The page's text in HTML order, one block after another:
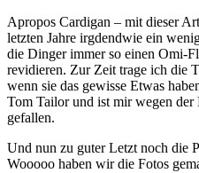
Apropos Cardigan – mit dieser
letzten Jahre irgdendwie ein
die Dinger immer so einen Omi-
revidieren. Zur Zeit trage ich die
wenn sie das gewisse Etwas
Tom Tailor und ist mir wegen
gefallen.
Und nun zu guter Letzt noch die
Wooooo haben wir die Fotos